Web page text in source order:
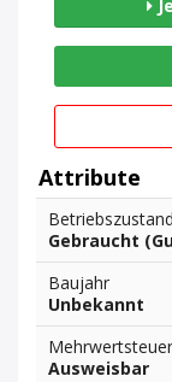
Attribute
Betriebszustand
Gebraucht
Baujahr
Unbekannt
Mehrwertsteuer
Ausweisbar